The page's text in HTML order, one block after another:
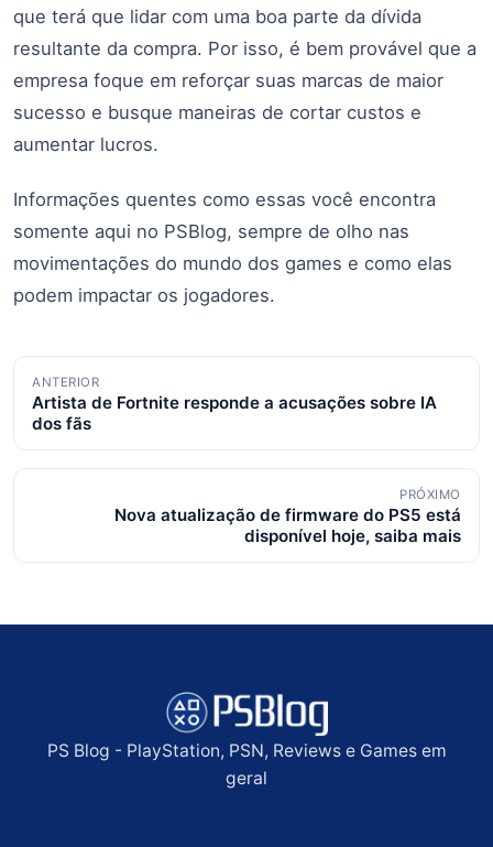
que terá que lidar com uma boa parte da dívida
resultante da compra. Por isso, é bem provável que a
empresa foque em reforçar suas marcas de maior
sucesso e busque maneiras de cortar custos e
aumentar lucros.
Informações quentes como essas você encontra
somente aqui no PSBlog, sempre de olho nas
movimentações do mundo dos games e como elas
podem impactar os jogadores.
Navegação
de
posts
ANTERIOR
Artista de Fortnite responde a acusações sobre IA
dos fãs
PRÓXIMO
Nova atualização de firmware do PS5 está
disponível hoje, saiba mais
PS Blog - PlayStation, PSN, Reviews e Games em
geral